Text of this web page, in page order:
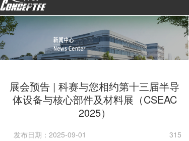
g
g
n
i
g
a
o
展会预告 | 科赛与您相约第十三届半导
体设备与核心部件及材料展（CSEAC
2025）
发布日期：2025-09-01 315